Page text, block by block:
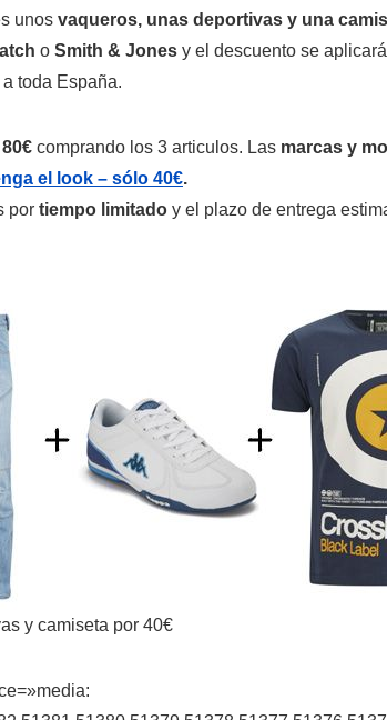
unos vaqueros, unas deportivas y una
o Smith & Jones y el descuento se
a toda España.
comprando los 3 articulos. Las marcas y
el look – sólo 40€.
por tiempo limitado y el plazo de entrega
y camiseta por 40€